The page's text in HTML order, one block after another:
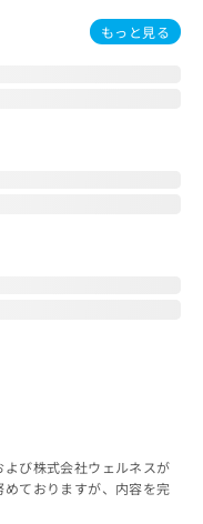
もっと見る
び株式会社ウェルネスが
ておりますが、内容を完